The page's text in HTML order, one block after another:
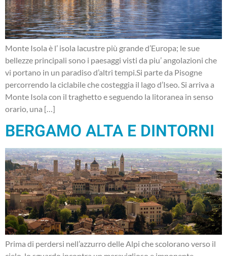
Monte Isola è l’ isola lacustre più grande d’Europa; le sue
bellezze principali sono i paesaggi visti da piu’ angolazioni che
vi portano in un paradiso d’altri tempi.Si parte da Pisogne
percorrendo la ciclabile che costeggia il lago d’Iseo. Si arriva a
Monte Isola con il traghetto e seguendo la litoranea in senso
orario, una […]
BERGAMO ALTA E DINTORNI
Prima di perdersi nell’azzurro delle Alpi che scolorano verso il